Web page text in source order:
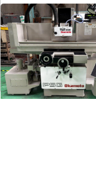
平面研削盤
メーカー 岡本
形 式PSG-52DX
年 1997